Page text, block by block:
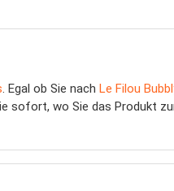
. Egal ob Sie nach Le Filou
sofort, wo Sie das Produkt